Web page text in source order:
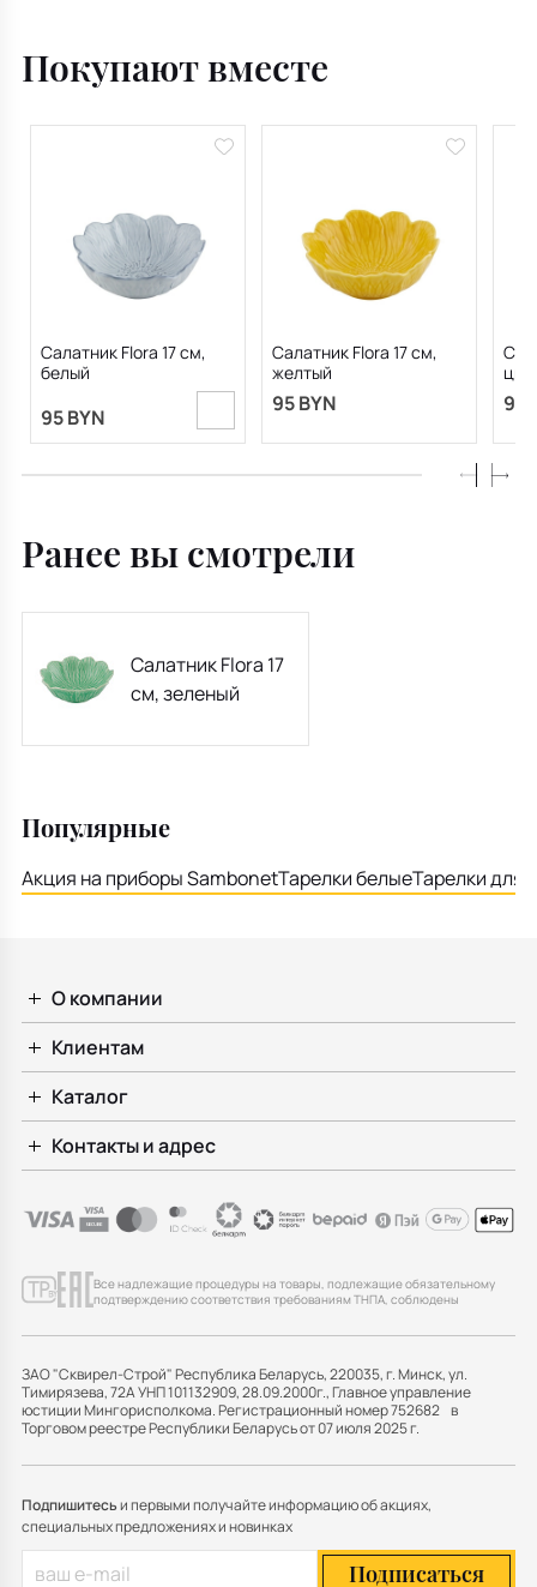
Покупают вместе
Салатник Flora 17 см,
белый
95 BYN
Салатник Flora 17 см,
желтый
95 BYN 95
Ранее вы смотрели
Салатник Flora 17
см, зеленый
Популярные
Акция на приборы SambonetТарелки белыеТарелки для
О компании
Клиентам
Каталог
Контакты и адрес
Все надлежащие процедуры на товары, подлежащие обязательному
подтверждению соответствия требованиям ТНПА, соблюдены
ЗАО "Сквирел-Строй" Республика Беларусь, 220035, г. Минск, ул.
Тимирязева, 72А УНП 101132909, 28.09.2000г., Главное управление
юстиции Мингорисполкома. Регистрационный номер 752682 в
Торговом реестре Республики Беларусь от 07 июля 2025 г.
Подпишитесьи первыми получайте информацию об акциях,
специальных предложениях и новинках
Подписаться